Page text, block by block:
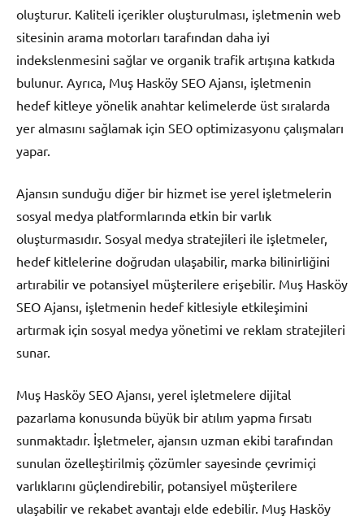
oluşturur. Kaliteli içerikler oluşturulması, işletmenin web
sitesinin arama motorları tarafından daha iyi
indekslenmesini sağlar ve organik trafik artışına katkıda
bulunur. Ayrıca, Muş Hasköy SEO Ajansı, işletmenin
hedef kitleye yönelik anahtar kelimelerde üst sıralarda
yer almasını sağlamak için SEO optimizasyonu çalışmaları
yapar.
Ajansın sunduğu diğer bir hizmet ise yerel işletmelerin
sosyal medya platformlarında etkin bir varlık
oluşturmasıdır. Sosyal medya stratejileri ile işletmeler,
hedef kitlelerine doğrudan ulaşabilir, marka bilinirliğini
artırabilir ve potansiyel müşterilere erişebilir. Muş Hasköy
SEO Ajansı, işletmenin hedef kitlesiyle etkileşimini
artırmak için sosyal medya yönetimi ve reklam stratejileri
sunar.
Muş Hasköy SEO Ajansı, yerel işletmelere dijital
pazarlama konusunda büyük bir atılım yapma fırsatı
sunmaktadır. İşletmeler, ajansın uzman ekibi tarafından
sunulan özelleştirilmiş çözümler sayesinde çevrimiçi
varlıklarını güçlendirebilir, potansiyel müşterilere
ulaşabilir ve rekabet avantajı elde edebilir. Muş Hasköy